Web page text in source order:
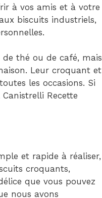
à vos amis et à votre
biscuits industriels,
thé ou de café, mais
Leur croquant et
les occasions. Si
Recette
et rapide à réaliser,
croquants,
que vous pouvez
nous avons